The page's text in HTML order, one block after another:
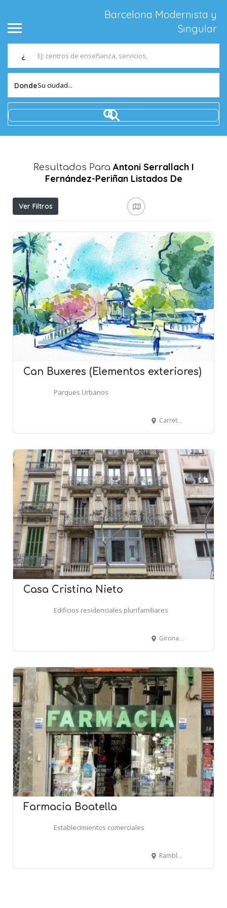
Barcelona Modernista y
Singular
¿
DondeSu ciudad...
Resultados Para Antoni Serrallach I
Fernández-Periñan Listados De
Ver Filtros
Can Buxeres (Elementos exteriores)
Parques Urbanos
Carretera Esplugues, 3-5 - Parc Can Buxeres - L'HOSPITALET DE LLOBREGAT
Casa Cristina Nieto
Edificios residenciales plurifamiliares
Girona, 9 - BARCELONA
Farmacia Boatella
Establecimientos comerciales
Rambla, 38 - BARCELONA